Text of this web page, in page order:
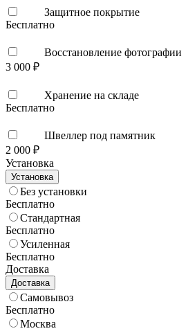
Защитное покрытие
Бесплатно
Восстановление фотографии
3 000 ₽
Хранение на складе
Бесплатно
Швеллер под памятник
2 000 ₽
Установка
Установка
Без установки
Бесплатно
Стандартная
Бесплатно
Усиленная
Бесплатно
Доставка
Доставка
Самовывоз
Бесплатно
Москва